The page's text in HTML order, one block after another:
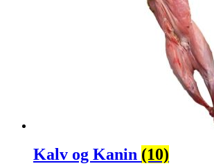
Kalv og Kanin (10)